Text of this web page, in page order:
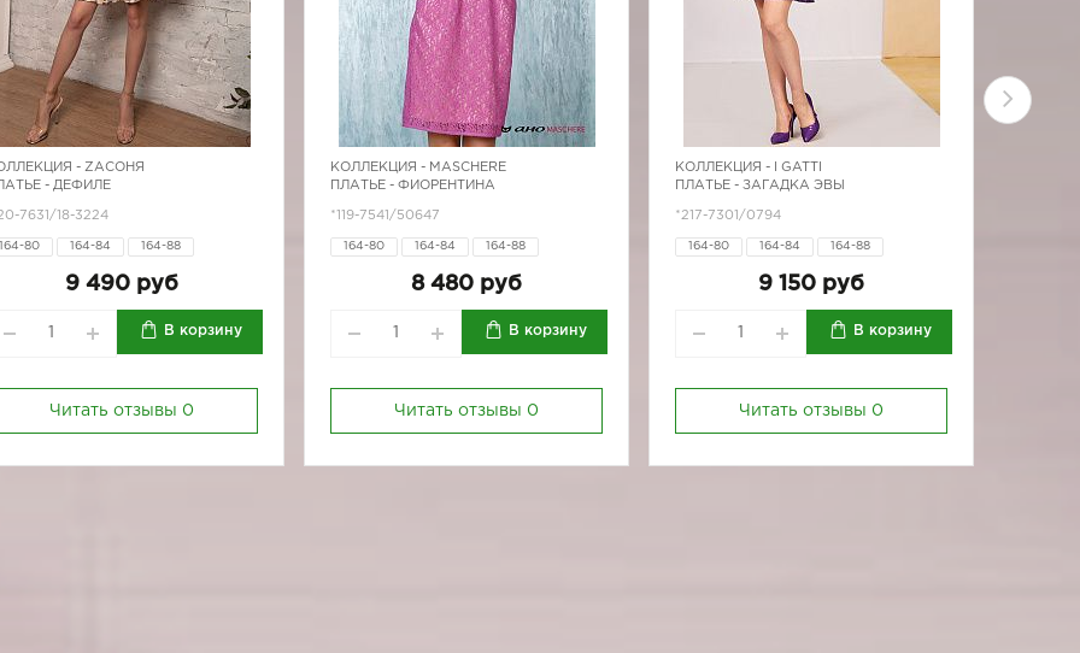
- ZAСОНЯ
- ДЕФИЛЕ
7631/18-3224
164-80 164-84 164-88
9 490 руб
В корзину
Читать отзывы 0
КОЛЛЕКЦИЯ - MASCHERE
ПЛАТЬЕ - ФИОРЕНТИНА
*119-7541/50647
164-80 164-84 164-88
8 480 руб
В корзину
Читать отзывы 0
КОЛЛЕКЦИЯ -
I GATTI
ПЛАТЬЕ - ЗАГАДКА ЭВЫ
*217-7301/0794
164-80 164-84 164-88
9 150 руб
В корзину
Читать отзывы 0